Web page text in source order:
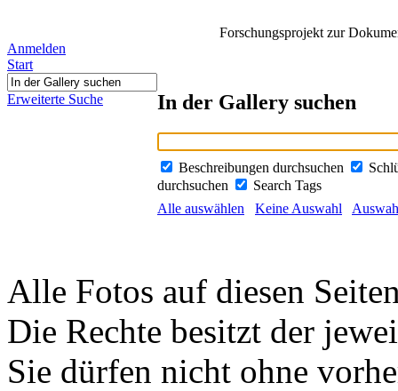
Forschungsprojekt zur
Anmelden
Start
Erweiterte Suche In der Gallery suchen
Beschreibungen durchsuchen
durchsuchen
Search Tags
Alle auswählen
Keine Auswahl
Alle Fotos auf diesen
Die Rechte besitzt der
Sie dürfen nicht ohne